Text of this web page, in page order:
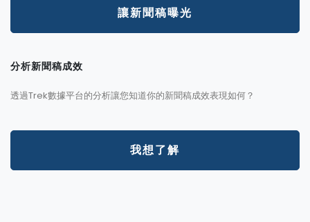
讓新聞稿曝光
分析新聞稿成效
透過Trek數據平台的分析讓您知道你的新聞稿成效表現如何？
我想了解